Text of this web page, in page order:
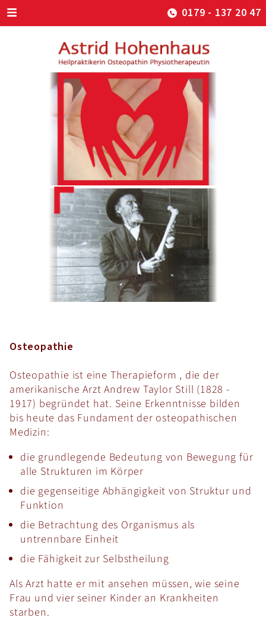
0179 - 137 20 47
Osteopathie
Osteopathie ist eine Therapieform , die der
amerikanische Arzt Andrew Taylor Still (1828 -
1917) begründet hat. Seine Erkenntnisse bilden
bis heute das Fundament der osteopathischen
Medizin:
die grundlegende Bedeutung von Bewegung für
alle Strukturen im Körper
die gegenseitige Abhängigkeit von Struktur und
Funktion
die Betrachtung des Organismus als
untrennbare Einheit
die Fähigkeit zur Selbstheilung
Als Arzt hatte er mit ansehen müssen, wie seine
Frau und vier seiner Kinder an Krankheiten
starben.